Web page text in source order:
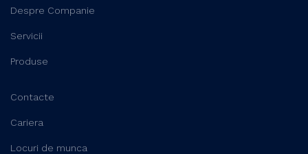
Despre Companie
Servicii
Produse
Contacte
Cariera
Locuri de munca